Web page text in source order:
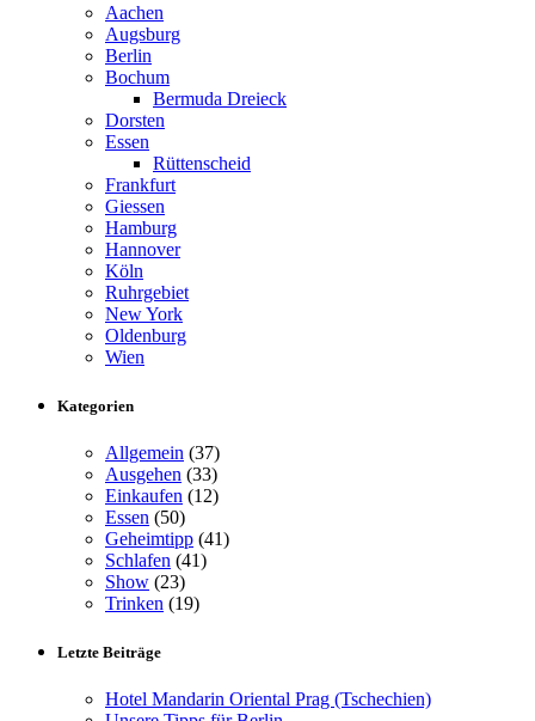
Aachen
Augsburg
Berlin
Bochum
Bermuda Dreieck
Dorsten
Essen
Rüttenscheid
Frankfurt
Giessen
Hamburg
Hannover
Köln
Ruhrgebiet
New York
Oldenburg
Wien
Kategorien
Allgemein (37)
Ausgehen (33)
Einkaufen (12)
Essen (50)
Geheimtipp (41)
Schlafen (41)
Show (23)
Trinken (19)
Letzte Beiträge
Hotel Mandarin Oriental Prag (Tschechien)